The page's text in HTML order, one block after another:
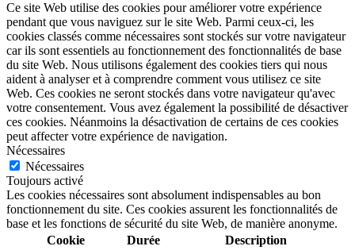
Ce site Web utilise des cookies pour améliorer votre expérience
pendant que vous naviguez sur le site Web. Parmi ceux-ci, les
cookies classés comme nécessaires sont stockés sur votre navigateur
car ils sont essentiels au fonctionnement des fonctionnalités de base
du site Web. Nous utilisons également des cookies tiers qui nous
aident à analyser et à comprendre comment vous utilisez ce site
Web. Ces cookies ne seront stockés dans votre navigateur qu'avec
votre consentement. Vous avez également la possibilité de désactiver
ces cookies. Néanmoins la désactivation de certains de ces cookies
peut affecter votre expérience de navigation.
Nécessaires
Nécessaires
Toujours activé
Les cookies nécessaires sont absolument indispensables au bon
fonctionnement du site. Ces cookies assurent les fonctionnalités de
base et les fonctions de sécurité du site Web, de manière anonyme.
Cookie
Durée Description